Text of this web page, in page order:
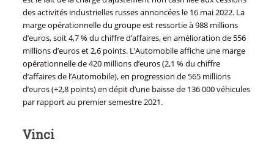
des activités industrielles russes annoncées le 16 mai 2022. La
marge opérationnelle du groupe est ressortie à 988 millions
d’euros, soit 4,7 % du chiffre d’affaires, en amélioration de 556
millions d’euros et 2,6 points. L’Automobile affiche une marge
opérationnelle de 420 millions d’euros (2,1 % du chiffre
d’affaires de l’Automobile), en progression de 565 millions
d’euros (+2,8 points) en dépit d’une baisse de 136 000 véhicules
par rapport au premier semestre 2021.
Vinci